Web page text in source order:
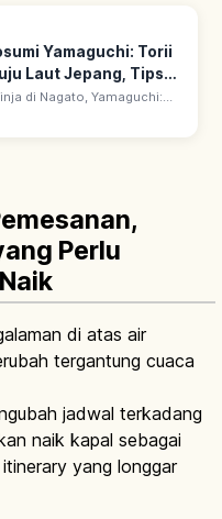
Yamaguchi: Torii
Laut Jepang, Tips
di Nagato, Yamaguchi:
torii merah terang
Jepang. Kotak
Perlu
di atas air
tergantung cuaca
jadwal terkadang
naik kapal sebagai
yang longgar